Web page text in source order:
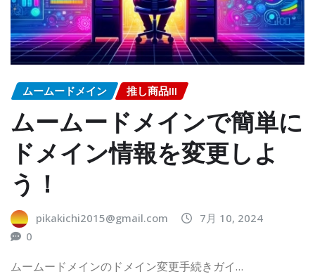
ムームードメイン 推し商品III
ムームードメインで簡単に
ドメイン情報を変更しよ
う！
pikakichi2015@gmail.com
7月 10, 2024
0
ムームードメインのドメイン変更手続きガイ…